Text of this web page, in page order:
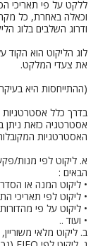
ללקט על פי תאריכי
וכאלה באחרת, כל
ודרוג השלבים בלוג
לוג הליקוט הוא
את צעדי המלקט.
(ההתייחסות היא
בדרך כלל
אסטרטגיה כזאת ניתן
האסטרטגיות
א. ליקוט לפי מנות/
הבאים :
• ליקוט המנה או
• ליקוט לפי תאריכי
• ליקוט על פי
• ועוד ..
ב. ליקוט מלאי